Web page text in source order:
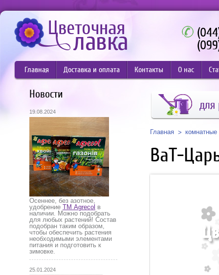
Главная Доставка и оплата Контакты О нас
Новости
19.08.2024
Осеннее, без азотное,
удобрение ТМ Agrecol в
наличии. Можно подобрать
для любых растений! Состав
подобран таким образом,
чтобы обеспечить растения
необходимыми элементами
питания и подготовить к
зимовке.
25.01.2024
для
Главная комнатные
ВаТ-